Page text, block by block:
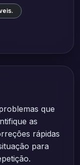
que
as
rápidas
para